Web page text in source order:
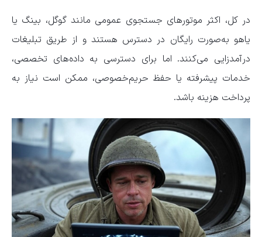
در کل، اکثر موتور‌های جستجوی عمومی مانند گوگل، بینگ یا
یاهو به‌صورت رایگان در دسترس هستند و از طریق تبلیغات
درآمدزایی می‌کنند. اما برای دسترسی به داده‌های تخصصی،
خدمات پیشرفته یا حفظ حریم‌خصوصی، ممکن است نیاز به
پرداخت هزینه باشد.